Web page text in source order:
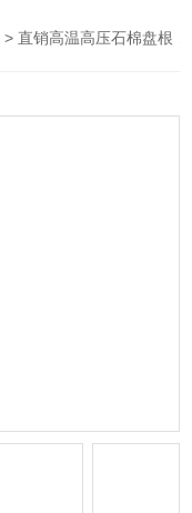
> 直销高温高压石棉盘根 石棉橡胶盘根 厂家